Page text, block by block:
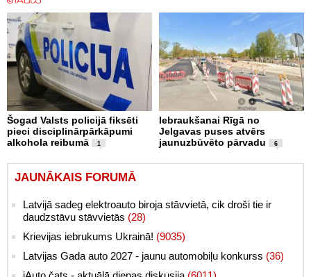
Šogad Valsts policijā fiksēti
pieci disciplinārpārkāpumi
alkohola reibumā
1
Iebraukšanai Rīgā no
Jelgavas puses atvērs
jaunuzbūvēto pārvadu
6
JAUNĀKAIS FORUMĀ
Latvijā sadeg elektroauto biroja stāvvietā, cik droši tie ir
daudzstāvu stāvvietās (28)
Krievijas iebrukums Ukrainā! (9035)
Latvijas Gada auto 2027 - jaunu automobiļu konkurss (36)